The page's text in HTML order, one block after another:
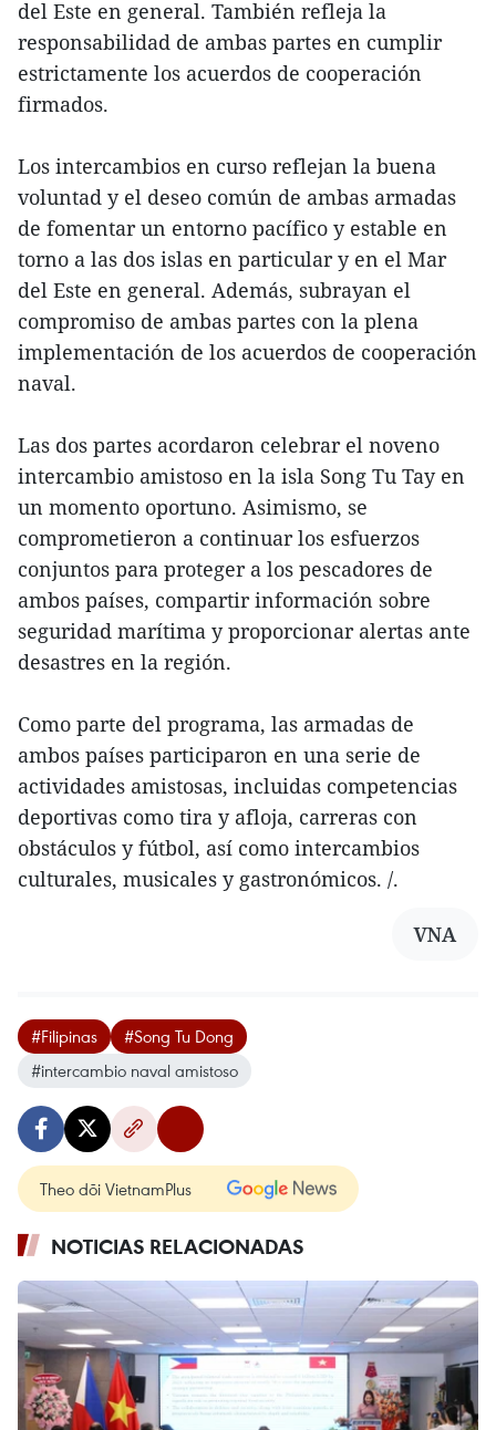
del Este en general. También refleja la
responsabilidad de ambas partes en cumplir
estrictamente los acuerdos de cooperación
firmados.
Los intercambios en curso reflejan la buena
voluntad y el deseo común de ambas armadas
de fomentar un entorno pacífico y estable en
torno a las dos islas en particular y en el Mar
del Este en general. Además, subrayan el
compromiso de ambas partes con la plena
implementación de los acuerdos de cooperación
naval.
Las dos partes acordaron celebrar el noveno
intercambio amistoso en la isla Song Tu Tay en
un momento oportuno. Asimismo, se
comprometieron a continuar los esfuerzos
conjuntos para proteger a los pescadores de
ambos países, compartir información sobre
seguridad marítima y proporcionar alertas ante
desastres en la región.
Como parte del programa, las armadas de
ambos países participaron en una serie de
actividades amistosas, incluidas competencias
deportivas como tira y afloja, carreras con
obstáculos y fútbol, así como intercambios
culturales, musicales y gastronómicos. /.
VNA
#Filipinas
#Song Tu Dong
#intercambio naval amistoso
Theo dõi VietnamPlus
NOTICIAS RELACIONADAS